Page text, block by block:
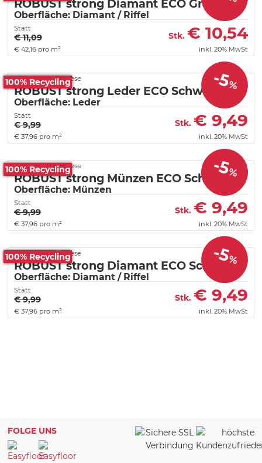
ROBUST strong Diamant ECO Graphit
Oberfläche: Diamant / Riffel
Statt
€ 11,09 Stk. € 10,54
€ 42,16 pro m² inkl. 20% MwSt
-5%
100% Recycling
Fortelock PVC Fliese
ROBUST strong Leder ECO Schwarz
Oberfläche: Leder
Statt
€ 9,99 Stk. € 9,49
€ 37,96 pro m² inkl. 20% MwSt
-5%
100% Recycling
Fortelock PVC Fliese
ROBUST strong Münzen ECO Schwarz
Oberfläche: Münzen
Statt
€ 9,99 Stk. € 9,49
€ 37,96 pro m² inkl. 20% MwSt
-5%
100% Recycling
Fortelock PVC Fliese
ROBUST strong Diamant ECO Schwarz
Oberfläche: Diamant / Riffel
Statt
€ 9,99 Stk. € 9,49
€ 37,96 pro m² inkl. 20% MwSt
FOLGE UNS